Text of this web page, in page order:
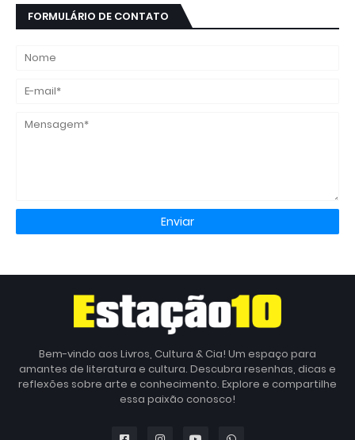
FORMULÁRIO DE CONTATO
Bem-vindo aos Livros, Cultura & Cia! Um espaço para
amantes de literatura e cultura. Descubra resenhas, dicas e
reflexões sobre arte e conhecimento. Explore e compartilhe
essa paixão conosco!